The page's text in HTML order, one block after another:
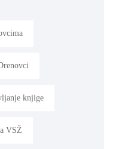
knjige
VSŽ